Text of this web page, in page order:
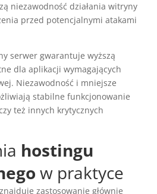
niezawodność działania witryny
przed potencjalnymi atakami
serwer gwarantuje wyższą
dla aplikacji wymagających
Niezawodność i mniejsze
stabilne funkcjonowanie
też innych krytycznych
hostingu
w praktyce
znajduje zastosowanie głównie